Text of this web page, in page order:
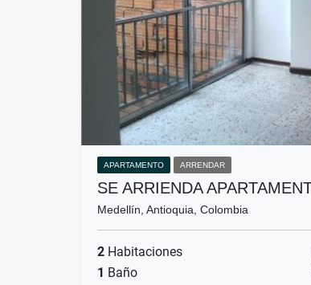
APARTAMENTO ARRENDAR
SE ARRIENDA
Medellín, Antioquia, Colombia
2 Habitaciones
1 Baño